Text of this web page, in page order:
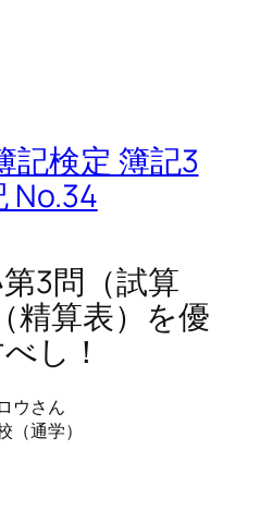
記検定 簿記3
No.34
3問（試算
精算表）を優
し！
ウさん
（通学）